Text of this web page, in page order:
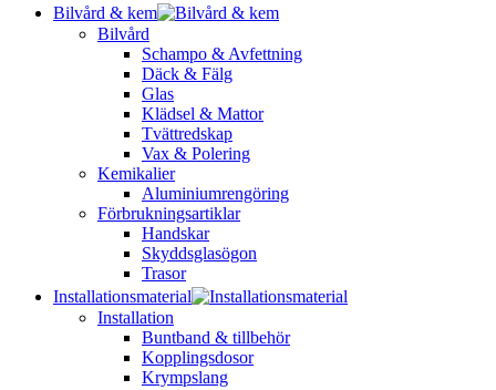
Bilvård & kem
Bilvård
Schampo & Avfettning
Däck & Fälg
Glas
Klädsel & Mattor
Tvättredskap
Vax & Polering
Kemikalier
Aluminiumrengöring
Förbrukningsartiklar
Handskar
Skyddsglasögon
Trasor
Installationsmaterial
Installation
Buntband & tillbehör
Kopplingsdosor
Krympslang